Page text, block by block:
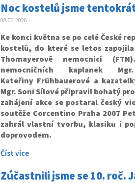
Noc kostelů jsme
08.06.2026
Ke konci května se po celé České
kostelů, do které se letos
Thomayerově nemocnici
nemocničních kaplanek
Kateřiny Frühbauerové a
Mgr. Soni Sílové připravil bohatý
zahájení akce se postaral český
soutěže Corcentino Praha 2007
zahrál vlastní tvorbu, klasiku i
doprovodem.
Číst více
Zúčastnili jsme se 10. roč.